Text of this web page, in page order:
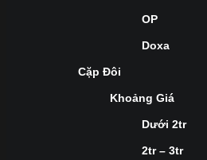
OP
Doxa
Cặp Đôi
Khoảng Giá
Dưới 2tr
2tr – 3tr